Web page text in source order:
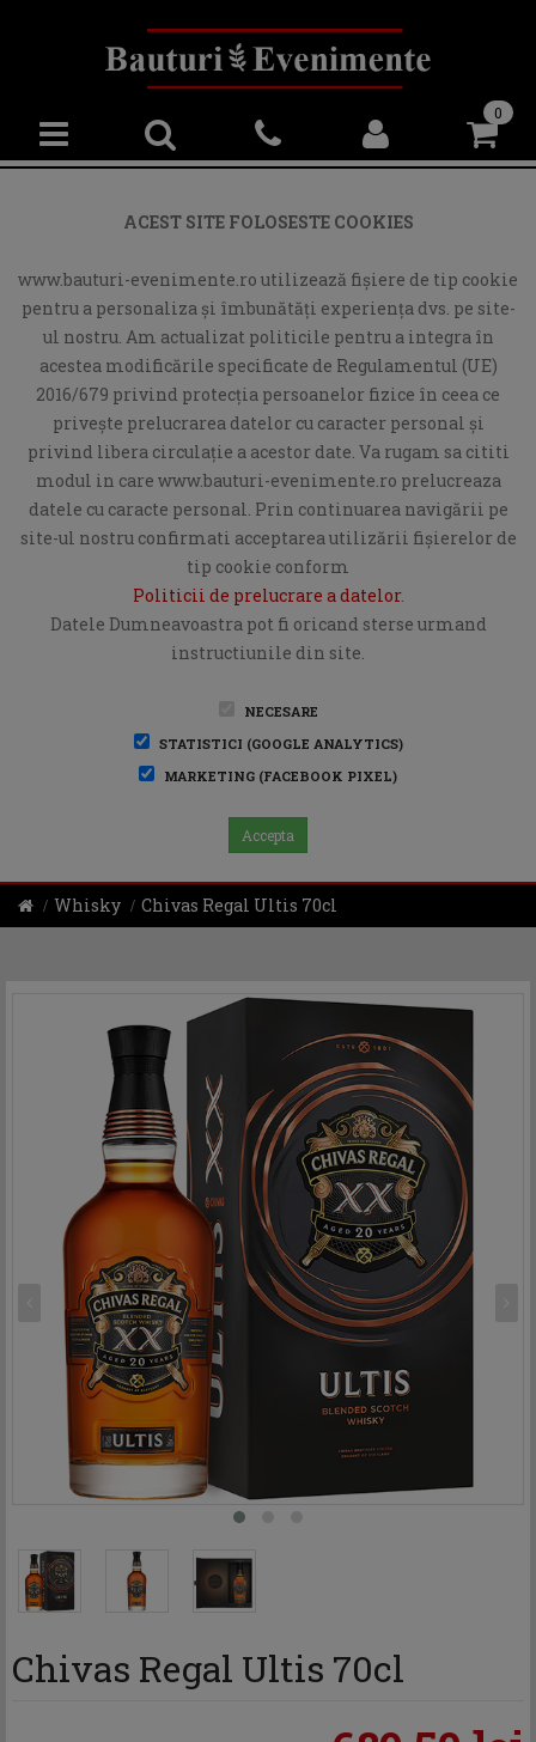
0
ACEST SITE FOLOSESTE COOKIES
www.bauturi-evenimente.ro utilizează fişiere de tip cookie
pentru a personaliza și îmbunătăți experiența dvs. pe site-
ul nostru. Am actualizat politicile pentru a integra în
acestea modificările specificate de Regulamentul (UE)
2016/679 privind protecția persoanelor fizice în ceea ce
privește prelucrarea datelor cu caracter personal și
privind libera circulație a acestor date. Va rugam sa cititi
modul in care www.bauturi-evenimente.ro prelucreaza
datele cu caracte personal. Prin continuarea navigării pe
site-ul nostru confirmati acceptarea utilizării fişierelor de
tip cookie conform
Politicii de prelucrare a datelor.
Datele Dumneavoastra pot fi oricand sterse urmand
instructiunile din site.
NECESARE
STATISTICI (GOOGLE ANALYTICS)
MARKETING (FACEBOOK PIXEL)
Accepta
Whisky Chivas Regal Ultis 70cl
Chivas Regal Ultis 70cl